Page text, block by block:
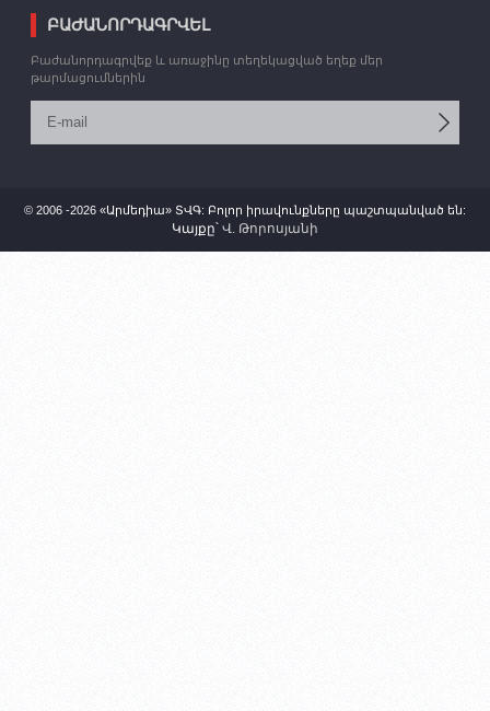
ԲԱԺԱՆՈՐԴԱԳՐՎԵԼ
Բաժանորդագրվեք և առաջինը տեղեկացված եղեք մեր
թարմացումներին
© 2006 -2026 «Արմեդիա» ՏՎԳ: Բոլոր իրավունքները պաշտպանված են:
Կայքը՝ Վ. Թորոսյանի